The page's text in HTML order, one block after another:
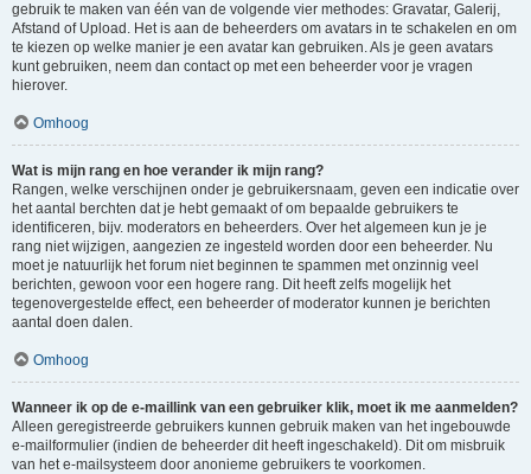
gebruik te maken van één van de volgende vier methodes: Gravatar, Galerij,
Afstand of Upload. Het is aan de beheerders om avatars in te schakelen en om
te kiezen op welke manier je een avatar kan gebruiken. Als je geen avatars
kunt gebruiken, neem dan contact op met een beheerder voor je vragen
hierover.
Omhoog
Wat is mijn rang en hoe verander ik mijn rang?
Rangen, welke verschijnen onder je gebruikersnaam, geven een indicatie over
het aantal berchten dat je hebt gemaakt of om bepaalde gebruikers te
identificeren, bijv. moderators en beheerders. Over het algemeen kun je je
rang niet wijzigen, aangezien ze ingesteld worden door een beheerder. Nu
moet je natuurlijk het forum niet beginnen te spammen met onzinnig veel
berichten, gewoon voor een hogere rang. Dit heeft zelfs mogelijk het
tegenovergestelde effect, een beheerder of moderator kunnen je berichten
aantal doen dalen.
Omhoog
Wanneer ik op de e-maillink van een gebruiker klik, moet ik me aanmelden?
Alleen geregistreerde gebruikers kunnen gebruik maken van het ingebouwde
e-mailformulier (indien de beheerder dit heeft ingeschakeld). Dit om misbruik
van het e-mailsysteem door anonieme gebruikers te voorkomen.